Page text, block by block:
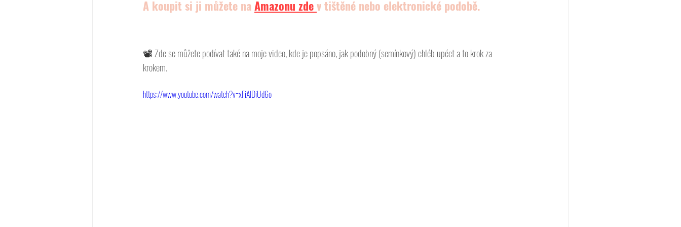
A koupit si ji můžete na Amazonu zde v tištěné nebo elektronické podobě.
📽 Zde se můžete podívat také na moje video, kde je popsáno, jak podobný (semínkový) chléb upéct a to krok za
krokem.
https://www.youtube.com/watch?v=xFiAIDiUd6o